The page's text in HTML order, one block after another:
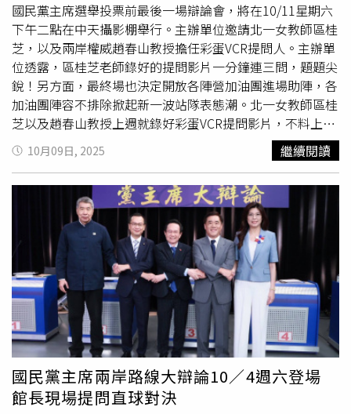
國民黨主席選舉投票前最後一場辯論會，將在10/11星期六
下午二點在中天攝影棚舉行。主辦單位邀請北一女教師區桂
芝，以及兩岸權威趙春山教授擔任彩蛋VCR提問人。主辦單
位透露，區桂芝老師錄好的提問影片一分鐘連三問，題題尖
銳！另方面，最終場也決定開放各陣營加油團進場助陣，各
加油團陣容不排除掀起新一波站隊表態潮。北一女教師區桂
芝以及趙春山教授上週就錄好彩蛋VCR提問影片，不料上週
辯論會因二位候選人赴花蓮關心災情導致取消，故順延至本
週最終場播出。區桂芝老師一口氣提問三個問題，完全不拐
彎末角，說大白話，由於多是長期以來泛藍群眾關切的議
題，候選人們如何接招，既是考驗，也備受期待。主辦單位
表示，彩蛋提問環節每一題都是亮點，候選人不妨好好把
握，爭取更多支持和掌聲！另外，三位現場提問人分別是北
京清華大學博士蔡正元，前駐紐西蘭大使介文汲，以及前台
北縣長周錫瑋；由於這是距離投票日最近的一次辯論，提問
人對提問內容十分慎重，蔡正元堅持不透半點口風。最後一
場黨主席辯論時間是10/11星期六下午二點至五點，播出平
台包括有中天新聞24小時直播，YouTube中天新聞、大新聞
大爆卦、頭條開講直播三開；中視新聞154台，以及
YouTube中視新聞、庶民大頭家、和中時新聞網YT同步聯
播。
10月09日, 2025 繼續閱讀
國民黨主席兩岸路線大辯論10／4週六登場
館長現場提問直球對決